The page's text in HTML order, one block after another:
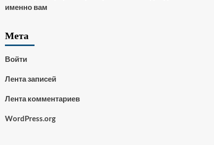
именно вам
Мета
Войти
Лента записей
Лента комментариев
WordPress.org